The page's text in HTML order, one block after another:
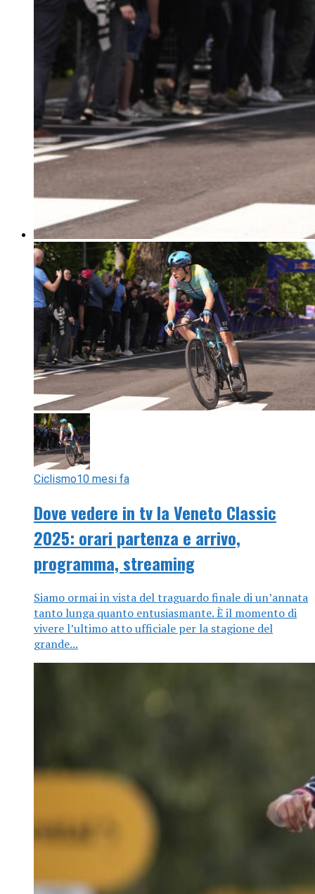
Ciclismo10 mesi fa
Dove vedere in tv la Veneto Classic
2025: orari partenza e arrivo,
programma, streaming
Siamo ormai in vista del traguardo finale di un’annata
tanto lunga quanto entusiasmante. È il momento di
vivere l’ultimo atto ufficiale per la stagione del
grande...